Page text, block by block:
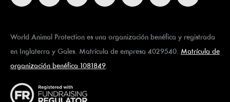
World Animal Protection es una organización benéfica y registrada
en Inglaterra y Gales. Matrícula de empresa 4029540. Matrícula de
organización benéfica 1081849